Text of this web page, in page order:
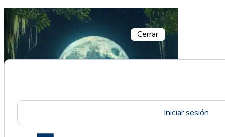
Cerrar
Iniciar sesión